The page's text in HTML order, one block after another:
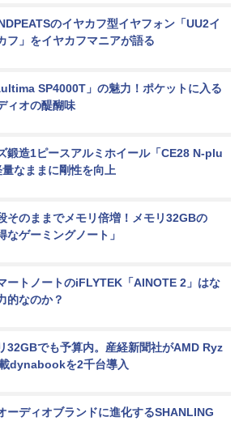
のイヤカフ型イヤフォン「UU2イ
フ」をイヤカフマニアが語る
SP4000T」の魅力！ポケットに入る
ィオの醍醐味
鍛造1ピースアルミホイール「CE28 N-plu
なままに剛性を向上
そのままでメモリ倍増！メモリ32GBの
なゲーミングノート」
ートノートのiFLYTEK「AINOTE 2」はな
的なのか？
32GBでも予算内。産経新聞社がAMD Ryz
dynabookを2千台導入
ーディオブランドに進化するSHANLING